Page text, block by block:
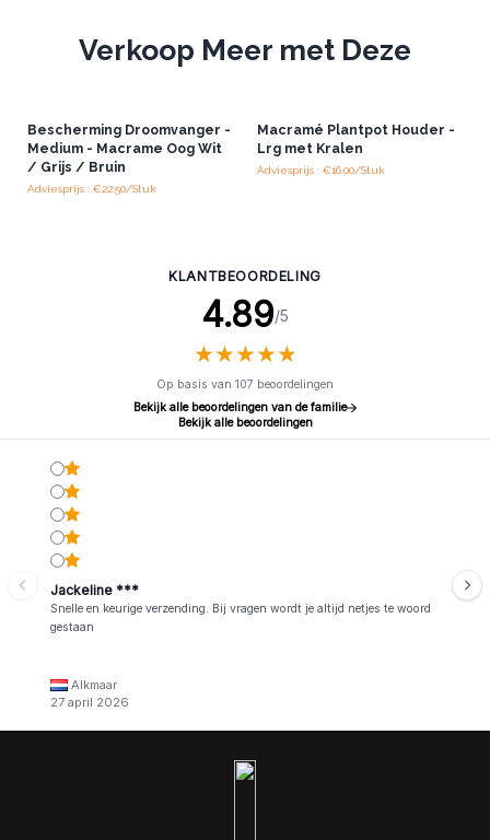
Verkoop Meer met Deze
Bescherming Droomvanger -
Medium - Macrame Oog Wit
/ Grijs / Bruin
Adviesprijs : €22.50/Stuk
Macramé Plantpot Houder -
Lrg met Kralen
Adviesprijs : €16.00/Stuk
KLANTBEOORDELING
4.89/5
★★★★★
★★★★★
Op basis van 107 beoordelingen
Bekijk alle beoordelingen van de familie
Bekijk alle beoordelingen
Jackeline ***
Snelle en keurige verzending. Bij vragen wordt je altijd netjes te woord
gestaan
Alkmaar
27 april 2026